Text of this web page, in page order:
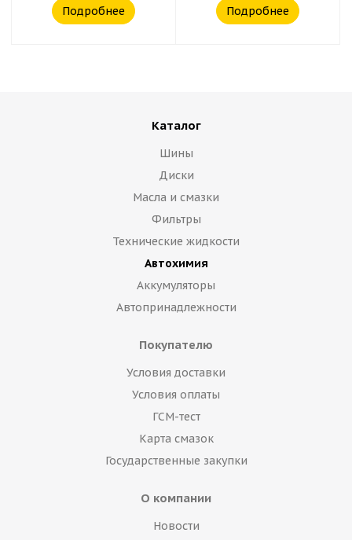
Подробнее Подробнее
Каталог
Шины
Диски
Масла и смазки
Фильтры
Технические жидкости
Автохимия
Аккумуляторы
Автопринадлежности
Покупателю
Условия доставки
Условия оплаты
ГСМ-тест
Карта смазок
Государственные закупки
О компании
Новости